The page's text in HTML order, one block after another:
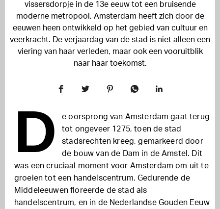
vissersdorpje in de 13e eeuw tot een bruisende
moderne metropool, Amsterdam heeft zich door de
eeuwen heen ontwikkeld op het gebied van cultuur en
veerkracht. De verjaardag van de stad is niet alleen een
viering van haar verleden, maar ook een vooruitblik
naar haar toekomst.
D
e oorsprong van Amsterdam gaat terug
tot ongeveer 1275, toen de stad
stadsrechten kreeg, gemarkeerd door
de bouw van de Dam in de Amstel. Dit
was een cruciaal moment voor Amsterdam om uit te
groeien tot een handelscentrum. Gedurende de
Middeleeuwen floreerde de stad als
handelscentrum, en in de Nederlandse Gouden Eeuw